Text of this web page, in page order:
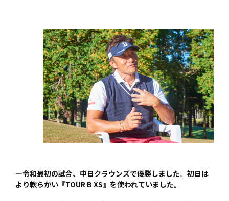
—令和最初の試合、中日クラウンズで優勝しました。初日は
より軟らかい『TOUR B XS』を使われていました。